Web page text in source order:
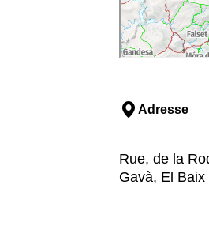
Adresse
Rue, de la
Gavà, El